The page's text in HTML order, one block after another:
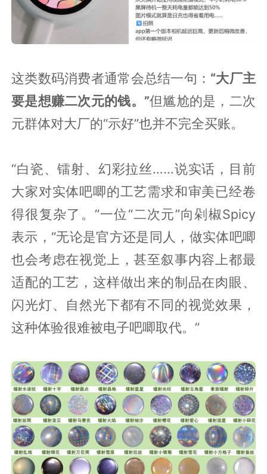
这类数码消费者通常会总结一句： “大厂主
要是想赚二次元的钱。”但尴尬的是，二次
元群体对大厂的“示好”也并不完全买账。
“白瓷、镭射、幻彩拉丝……说实话，目前
大家对实体吧唧的工艺需求和审美已经卷
得很复杂了。”一位“二次元”向剁椒Spicy
表示，“无论是官方还是同人，做实体吧唧
也会考虑在视觉上，甚至叙事内容上都最
适配的工艺，这样做出来的制品在肉眼、
闪光灯、自然光下都有不同的视觉效果，
这种体验很难被电子吧唧取代。”